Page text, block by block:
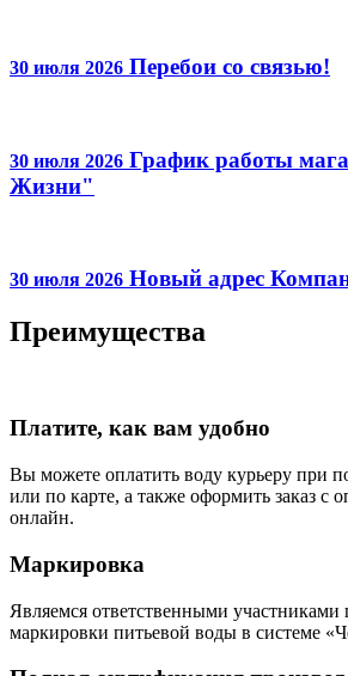
30 июля 2026 Перебои со связью!
30 июля 2026 График работы
Жизни"
30 июля 2026 Новый адрес
Преимущества
Платите, как вам удобно
Вы можете оплатить воду курьеру при
или по карте, а также оформить заказ с
онлайн.
Маркировка
Являемся ответственными
маркировки питьевой воды в системе